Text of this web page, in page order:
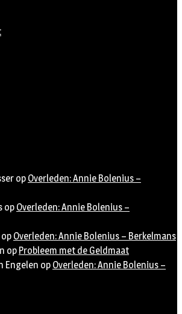
op Overleden: Annie Bolenius –
op Overleden: Annie Bolenius –
op Overleden: Annie Bolenius – Berkelmans
op Probleem met de Geldmaat
Engelen op Overleden: Annie Bolenius –